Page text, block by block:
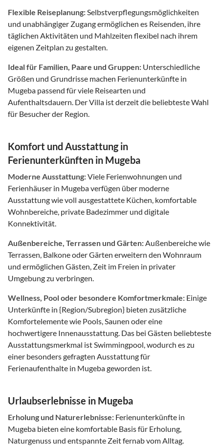
Flexible Reiseplanung:Selbstverpflegungsmöglichkeiten
und unabhängiger Zugang ermöglichen es Reisenden, ihre
täglichen Aktivitäten und Mahlzeiten flexibel nach ihrem
eigenen Zeitplan zu gestalten.
Ideal für Familien, Paare und Gruppen: Unterschiedliche
Größen und Grundrisse machen Ferienunterkünfte in
Mugeba passend für viele Reisearten und
Aufenthaltsdauern. Der Villa ist derzeit die beliebteste Wahl
für Besucher der Region.
Komfort und Ausstattung in
Ferienunterkünften in Mugeba
Moderne Ausstattung:Viele Ferienwohnungen und
Ferienhäuser in Mugeba verfügen über moderne
Ausstattung wie voll ausgestattete Küchen, komfortable
Wohnbereiche, private Badezimmer und digitale
Konnektivität.
Außenbereiche, Terrassen und Gärten:Außenbereiche wie
Terrassen, Balkone oder Gärten erweitern den Wohnraum
und ermöglichen Gästen, Zeit im Freien in privater
Umgebung zu verbringen.
Wellness, Pool oder besondere Komfortmerkmale: Einige
Unterkünfte in {Region/Subregion} bieten zusätzliche
Komfortelemente wie Pools, Saunen oder eine
hochwertigere Innenausstattung. Das bei Gästen beliebteste
Ausstattungsmerkmal ist Swimmingpool, wodurch es zu
einer besonders gefragten Ausstattung für
Ferienaufenthalte in Mugeba geworden ist.
Urlaubserlebnisse in Mugeba
Erholung und Naturerlebnisse: Ferienunterkünfte in
Mugeba bieten eine komfortable Basis für Erholung,
Naturgenuss und entspannte Zeit fernab vom Alltag.